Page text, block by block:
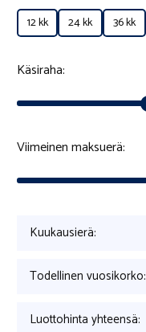
12 kk 24 kk 36 kk
Käsiraha:
Viimeinen maksuerä:
Kuukausierä:
Todellinen vuosikorko:
Luottohinta yhteensä: